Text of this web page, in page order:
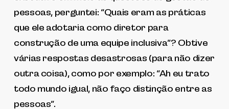
pessoas, perguntei: “Quais eram as práticas
que ele adotaria como diretor para
construção de uma equipe inclusiva”? Obtive
várias respostas desastrosas (para não dizer
outra coisa), como por exemplo: “Ah eu trato
todo mundo igual, não faço distinção entre as
pessoas”.